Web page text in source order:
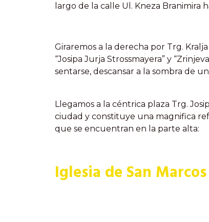
largo de la calle Ul. Kneza Branimira
Giraremos a la derecha por Trg.
“Josipa Jurja Strossmayera” y
sentarse, descansar a la sombra de
Llegamos a la céntrica plaza Trg.
ciudad y constituye una magnifica
que se encuentran en la parte alta:
Iglesia de San Marcos